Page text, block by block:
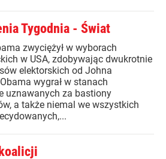
Tygodnia - Świat
zwyciężył w wyborach
w USA, zdobywając dwukrotnie
elektorskich od Johna
wygrał w stanach
uznawanych za bastiony
a także niemal we wszystkich